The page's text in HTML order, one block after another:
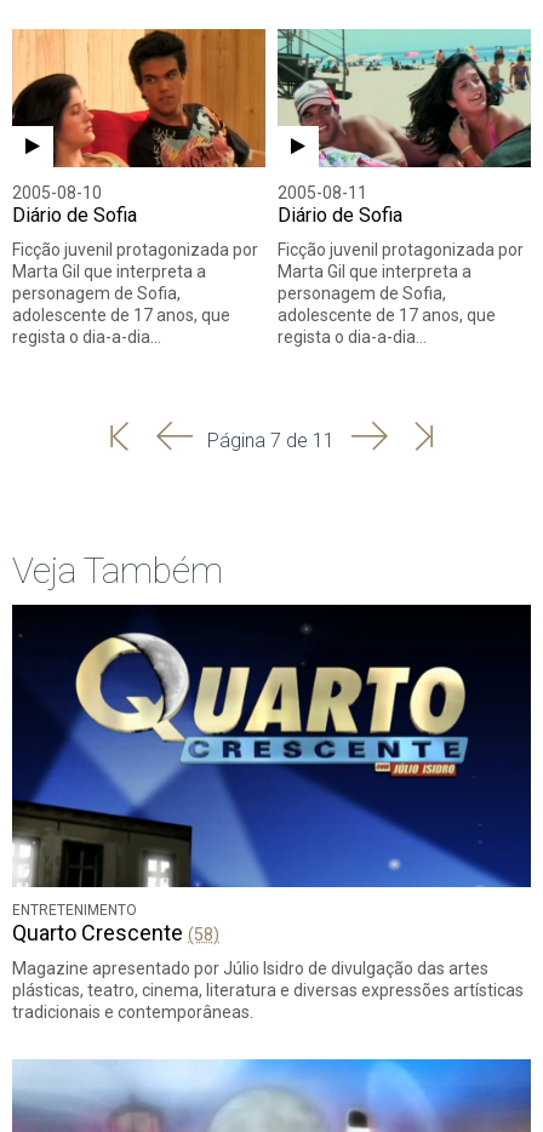
2005-08-10
Diário de Sofia
Ficção juvenil protagonizada por
Marta Gil que interpreta a
personagem de Sofia,
adolescente de 17 anos, que
regista o dia-a-dia…
2005-08-11
Diário de Sofia
Ficção juvenil protagonizada por
Marta Gil que interpreta a
personagem de Sofia,
adolescente de 17 anos, que
regista o dia-a-dia…
'
'
Página 7 de 11 SeguinteÚltima
Veja Também
ENTRETENIMENTO
Quarto Crescente (58)
Magazine apresentado por Júlio Isidro de divulgação das artes
plásticas, teatro, cinema, literatura e diversas expressões artísticas
tradicionais e contemporâneas.